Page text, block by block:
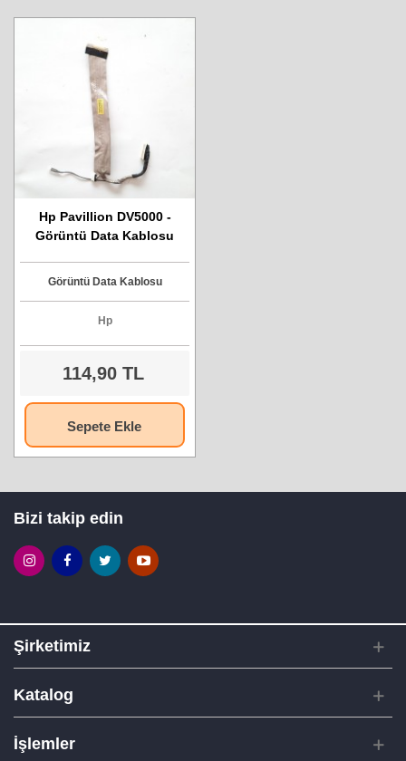
Hp Pavillion DV5000 -
Görüntü Data Kablosu
Görüntü Data Kablosu
Hp
114,90 TL
Sepete Ekle
Bizi takip edin
Şirketimiz
Katalog
İşlemler